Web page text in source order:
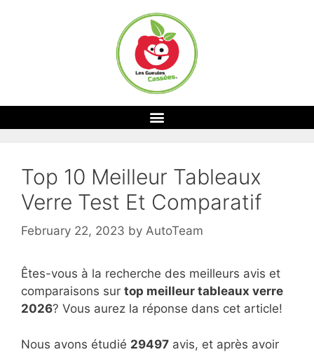
Top 10 Meilleur Tableaux
Verre Test Et Comparatif
February 22, 2023 by AutoTeam
Êtes-vous à la recherche des meilleurs avis et
comparaisons sur top meilleur tableaux verre
2026? Vous aurez la réponse dans cet article!
Nous avons étudié 29497 avis, et après avoir